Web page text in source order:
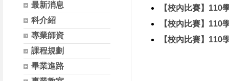
最新消息
科介紹
專業師資
課程規劃
畢業進路
【校內比賽】110
【校內比賽】110
【校內比賽】110